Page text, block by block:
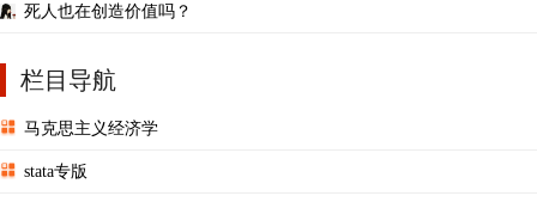
死人也在创造价值吗？
栏目导航
马克思主义经济学
stata专版